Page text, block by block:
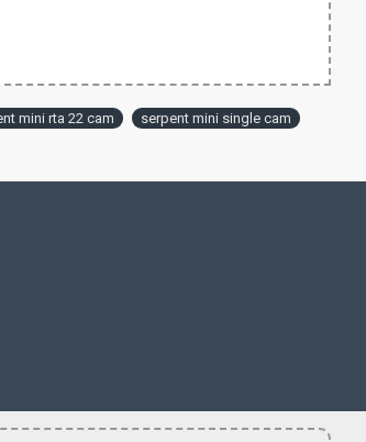
mini rta 22 cam serpent mini single cam